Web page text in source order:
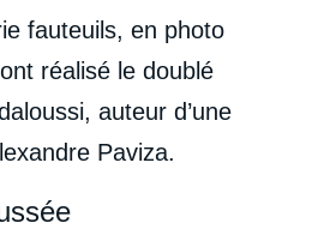
fauteuils, en photo
réalisé le doublé
auteur d’une
Paviza.